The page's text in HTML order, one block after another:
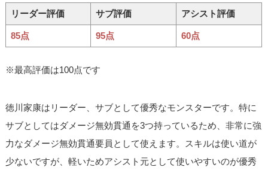
リーダー評価 サブ評価 アシスト評価
85点 95点 60点
※最高評価は100点です
徳川家康はリーダー、サブとして優秀なモンスターです。特に
サブとしてはダメージ無効貫通を3つ持っているため、非常に強
力なダメージ無効貫通要員として使えます。スキルは使い道が
少ないですが、軽いためアシスト元として使いやすいのが優秀